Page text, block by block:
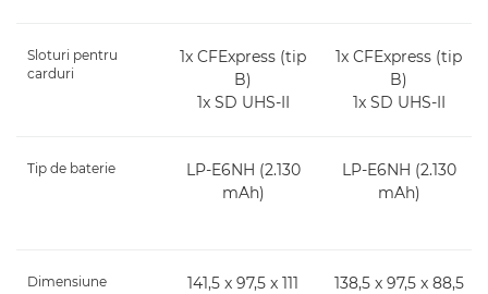
Sloturi pentru
carduri
1x CFExpress (tip
B)
1x SD UHS-II
1x CFExpress (tip
B)
1x SD UHS-II
Tip de baterie
LP-E6NH (2.130
mAh)
LP-E6NH (2.130
mAh)
Dimensiune
141,5 x 97,5 x 111
138,5 x 97,5 x 88,5